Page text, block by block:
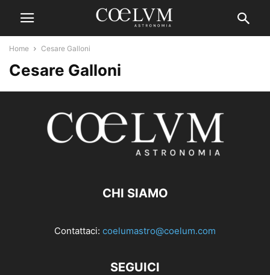
Home Cesare Galloni
Cesare Galloni
CHI SIAMO
Contattaci: coelumastro@coelum.com
SEGUICI